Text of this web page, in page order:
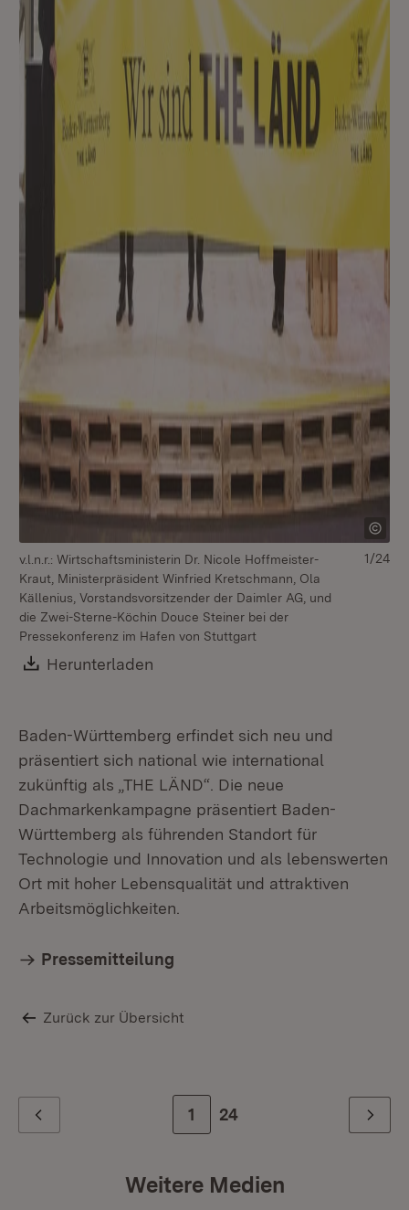
v.l.n.r.: Wirtschaftsministerin Dr. Nicole Hoffmeister-
Kraut, Ministerpräsident Winfried Kretschmann, Ola
Källenius, Vorstandsvorsitzender der Daimler AG, und
die Zwei-Sterne-Köchin Douce Steiner bei der
Pressekonferenz im Hafen von Stuttgart
Download:
Herunterladen
1/24
Baden-Württemberg erfindet sich neu und
präsentiert sich national wie international
zukünftig als „THE LÄND“. Die neue
Dachmarkenkampagne präsentiert Baden-
Württemberg als führenden Standort für
Technologie und Innovation und als lebenswerten
Ort mit hoher Lebensqualität und attraktiven
Arbeitsmöglichkeiten.
Pressemitteilung
Zurück zur Übersicht
Zur Seite
1 Zur letzten Seite
24 Weiter
Weitere Medien